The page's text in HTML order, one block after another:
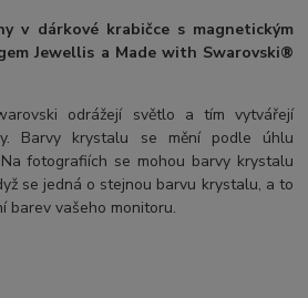
v dárkové krabičce s magnetickým
Jewellis a Made with Swarovski®
odrážejí světlo a tím vytvářejí
Barvy krystalu se mění podle úhlu
fotografiích se mohou barvy krystalu
se jedná o stejnou barvu krystalu, a to
barev vašeho monitoru.